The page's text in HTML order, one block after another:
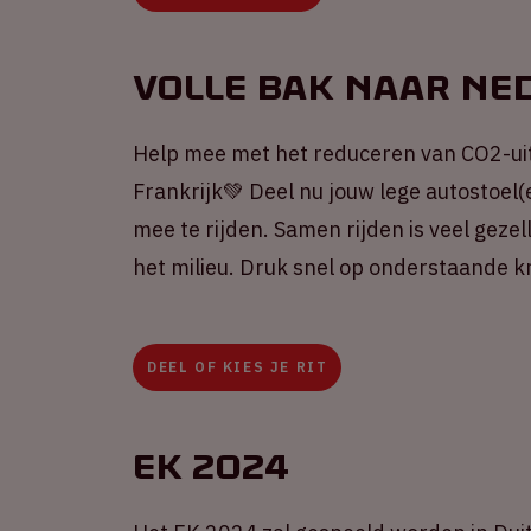
Volle Bak naar
Help mee met het reduceren van
Frankrijk💚 Deel nu jouw lege
mee te rijden. Samen rijden is veel
het milieu. Druk snel op onderstaande
DEEL OF KIES JE RIT
EK 2024